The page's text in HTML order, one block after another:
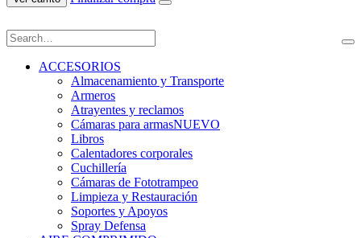
ACCESORIOS
Almacenamiento y Transporte
Armeros
Atrayentes y reclamos
Cámaras para armasNUEVO
Libros
Calentadores corporales
Cuchillería
Cámaras de Fototrampeo
Limpieza y Restauración
Soportes y Apoyos
Spray Defensa